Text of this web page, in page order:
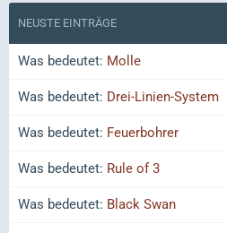
NEUSTE EINTRÄGE
Was bedeutet: Molle
Was bedeutet: Drei-Linien-System
Was bedeutet: Feuerbohrer
Was bedeutet: Rule of 3
Was bedeutet: Black Swan